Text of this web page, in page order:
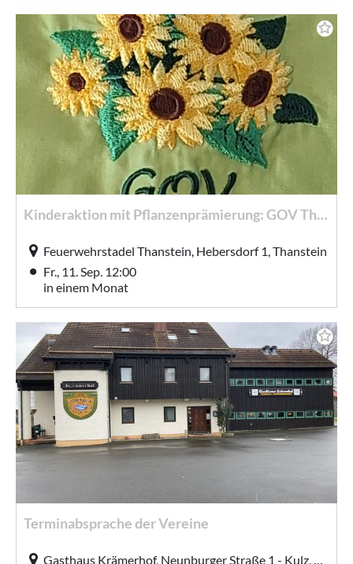
Kinderaktion mit Pflanzenprämierung: GOV Thanstein
Feuerwehrstadel Thanstein, Hebersdorf 1, Thanstein
Fr., 11. Sep. 12:00
in einem Monat
Terminabsprache der Vereine